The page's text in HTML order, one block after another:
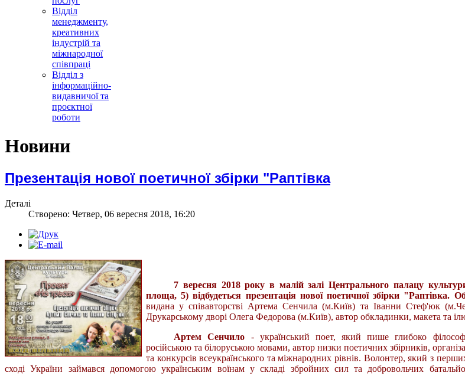
Відділ
менеджменту,
креативних
індустрій та
міжнародної
співпраці
Відділ з
інформаційно-
видавничої та
проєктної
роботи
Новини
Презентація нової поетичної збірки "Раптівка
Деталі
Створено: Четвер, 06 вересня 2018, 16:20
7 вересня 2018 року в малій залі Центрального палацу
площа, 5) відбудеться презентація нової поетичної збірки "Раптівка.
видана у співавторстві Артема Сенчила (м.Київ) та Іванни Стеф'юк
Друкарському дворі Олега Федорова (м.Київ), автор обкладинки, макета та
Артем Сенчило - український поет, який пише глибоко
російською та білоруською мовами, автор низки поетичних збірників,
та конкурсів всеукраїнського та міжнародних рівнів. Волонтер, який з перших
сході України займався допомогою українським воїнам у складі збройних сил та добровольчих